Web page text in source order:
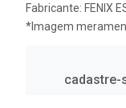
Fabricante: FENIX
*Imagem
cadastre-